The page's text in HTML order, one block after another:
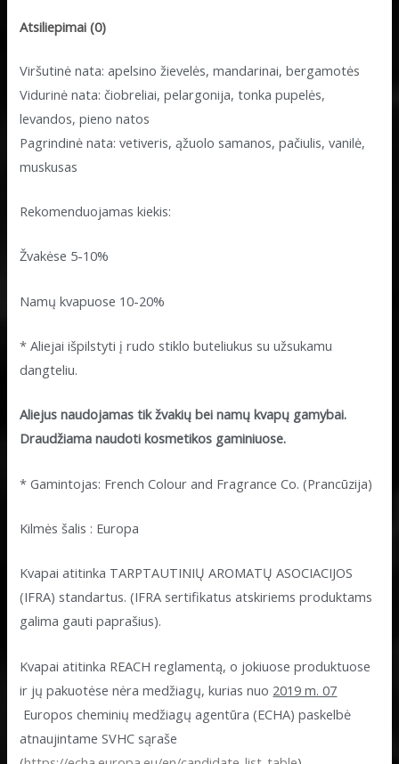
Atsiliepimai (0)
Viršutinė nata: apelsino žievelės, mandarinai, bergamotės
Vidurinė nata: čiobreliai, pelargonija, tonka pupelės,
levandos, pieno natos
Pagrindinė nata: vetiveris, ąžuolo samanos, pačiulis, vanilė,
muskusas
Rekomenduojamas kiekis:
Žvakėse 5-10%
Namų kvapuose 10-20%
* Aliejai išpilstyti į rudo stiklo buteliukus su užsukamu
dangteliu.
Aliejus naudojamas tik žvakių bei namų kvapų gamybai.
Draudžiama naudoti kosmetikos gaminiuose.
* Gamintojas: French Colour and Fragrance Co. (Prancūzija)
Kilmės šalis : Europa
Kvapai atitinka TARPTAUTINIŲ AROMATŲ ASOCIACIJOS
(IFRA) standartus. (IFRA sertifikatus atskiriems produktams
galima gauti paprašius).
Kvapai atitinka REACH reglamentą, o jokiuose produktuose
ir jų pakuotėse nėra medžiagų, kurias nuo 2019 m. 07
Europos cheminių medžiagų agentūra (ECHA) paskelbė
atnaujintame SVHC sąraše